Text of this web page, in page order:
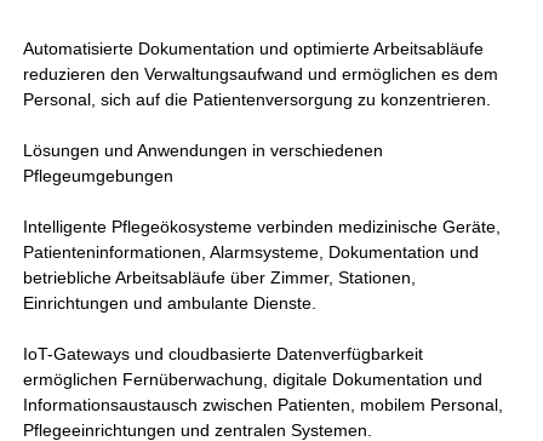
Automatisierte Dokumentation und optimierte Arbeitsabläufe
reduzieren den Verwaltungsaufwand und ermöglichen es dem
Personal, sich auf die Patientenversorgung zu konzentrieren.
Lösungen und Anwendungen in verschiedenen
Pflegeumgebungen
Intelligente Pflegeökosysteme verbinden medizinische Geräte,
Patienteninformationen, Alarmsysteme, Dokumentation und
betriebliche Arbeitsabläufe über Zimmer, Stationen,
Einrichtungen und ambulante Dienste.
IoT-Gateways und cloudbasierte Datenverfügbarkeit
ermöglichen Fernüberwachung, digitale Dokumentation und
Informationsaustausch zwischen Patienten, mobilem Personal,
Pflegeeinrichtungen und zentralen Systemen.